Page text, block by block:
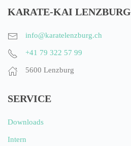
KARATE-KAI LENZBURG
info@karatelenzburg.ch
+41 79 322 57 99
5600 Lenzburg
SERVICE
Downloads
Intern